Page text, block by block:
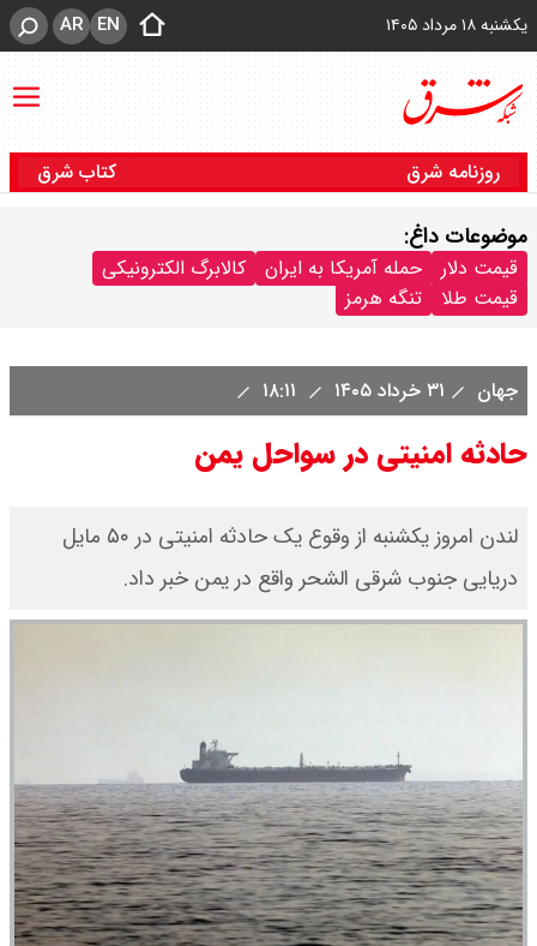
یکشنبه ۱۸ مرداد ۱۴۰۵ EN
AR
روزنامه شرق کتاب شرق
موضوعات داغ:
قیمت دلار حمله آمریکا به ایران
کالابرگ الکترونیکی
قیمت طلا
تنگه هرمز
جهان ۳۱ خرداد ۱۴۰۵
حادثه امنیتی در سواحل یمن
لندن امروز یکشنبه از وقوع یک حادثه امنیتی در ۵۰ مایل
دریایی جنوب شرقی الشحر واقع در یمن خبر داد.